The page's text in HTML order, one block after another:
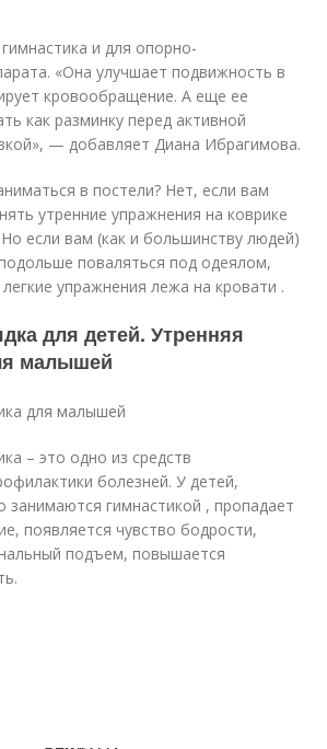
и для опорно-
«Она улучшает подвижность в
кровообращение. А еще ее
как разминку перед активной
— добавляет Диана Ибрагимова.
в постели? Нет, если вам
утренние упражнения на коврике
если вам (как и большинству людей)
поваляться под одеялом,
упражнения лежа на кровати .
для детей. Утренняя
малышей
для малышей
– это одно из средств
болезней. У детей,
занимаются гимнастикой , пропадает
появляется чувство бодрости,
подъем, повышается